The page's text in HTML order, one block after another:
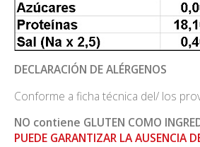
DECLARACIÓN DE ALÉRGENOS
Conforme a ficha técnica del/ los
NO contiene GLUTEN COMO
PUEDE GARANTIZAR LA AUSENCIA